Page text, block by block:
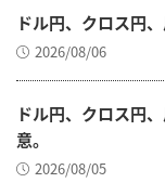
ドル円、クロス円
2026/08/06
ドル円、クロス円
意。
2026/08/05